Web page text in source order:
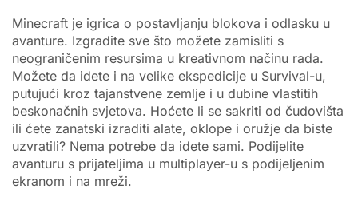
Minecraft je igrica o postavljanju blokova i odlasku u
avanture. Izgradite sve što možete zamisliti s
neograničenim resursima u kreativnom načinu rada.
Možete da idete i na velike ekspedicije u Survival-u,
putujući kroz tajanstvene zemlje i u dubine vlastitih
beskonačnih svjetova. Hoćete li se sakriti od čudovišta
ili ćete zanatski izraditi alate, oklope i oružje da biste
uzvratili? Nema potrebe da idete sami. Podijelite
avanturu s prijateljima u multiplayer-u s podijeljenim
ekranom i na mreži.